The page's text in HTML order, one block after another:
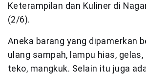
Keterampilan dan Kuliner di
(2/6).
Aneka barang yang dipamerkan
ulang sampah, lampu hias, gelas,
teko, mangkuk. Selain itu juga